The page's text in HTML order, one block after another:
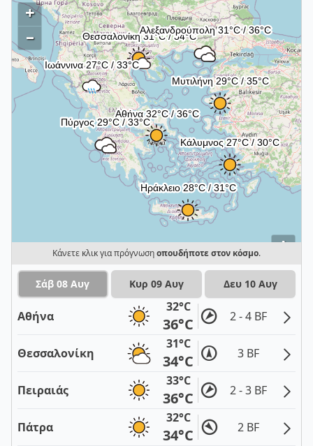
i
+
–
Κάνετε κλικ για πρόγνωσηοπουδήποτε στον κόσμο.
Σάβ 08 Αυγ Κυρ 09 Αυγ Δευ 10 Αυγ
Αθήνα
32°C
36°C 2 - 4 BF
Θεσσαλονίκη
31°C
34°C 3 BF
Πειραιάς
33°C
36°C 2 - 3 BF
Πάτρα
32°C
34°C 2 BF